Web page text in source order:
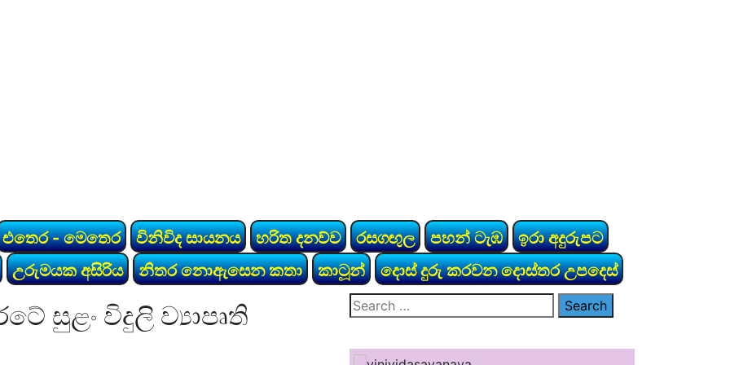
එතෙර - මෙතෙර විනිවිද සායනය හරිත දනව්ව රසගඟුල පහන් ටැඹ
ඉරා අදුරුපට
උරුමයක අසිරිය නිතර නොඇසෙන කතා කාටූන් දොස් දුරු කරවන දොස්තර උපදෙස්
සුළං විදුලි ව්‍යාපෘති
Search
for: